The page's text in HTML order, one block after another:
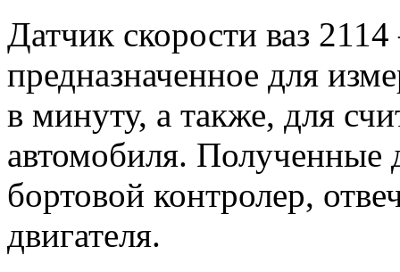
Датчик скорости ваз
предназначенное для
в минуту, а также, для
автомобиля. Полученные
бортовой контролер,
двигателя.